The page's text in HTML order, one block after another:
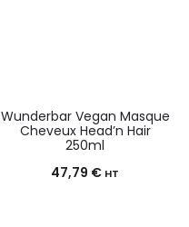
Wunderbar Vegan Masque
Cheveux Head’n Hair
250ml
47,79 € HT